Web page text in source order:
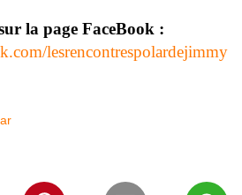
la page FaceBook :
lesrencontrespolardejimmy